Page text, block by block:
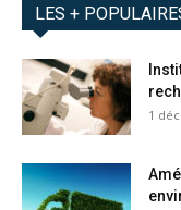
LES +
1